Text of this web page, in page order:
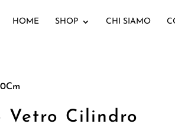
HOME SHOP CHI SIAMO
Vetro Cilindro